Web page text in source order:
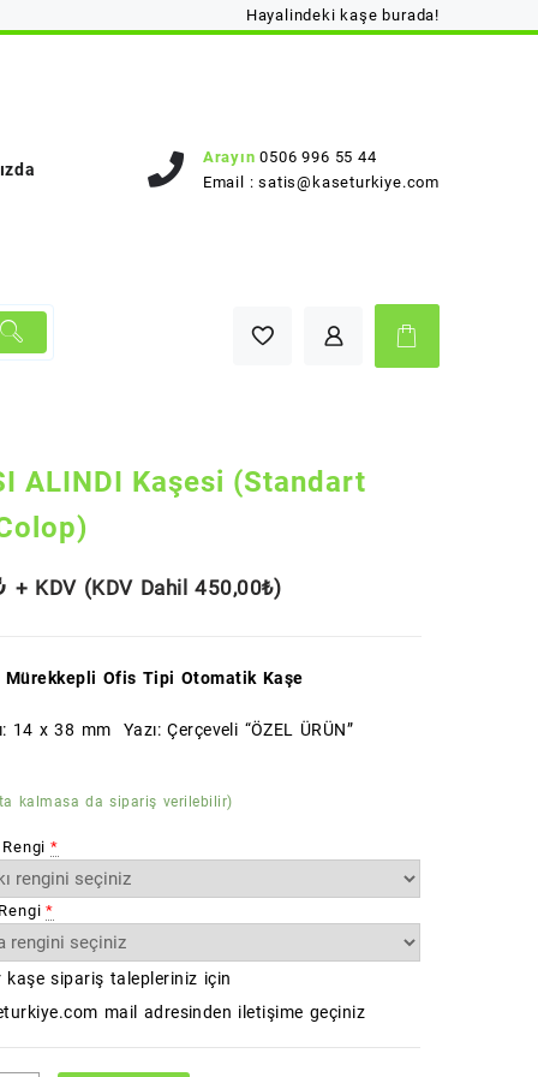
Hayalindeki kaşe burada!
Arayın 0506 996 55 44
Email :satis@kaseturkiye.com
ALINDI Kaşesi (Standart
+ KDV (KDV Dahil450,00₺)
Mürekkepli Ofis Tipi Otomatik Kaşe
14 x 38 mm Yazı: Çerçeveli “ÖZEL ÜRÜN”
kalmasa da sipariş verilebilir)
*
*
kaşe sipariş talepleriniz için
mail adresinden iletişime geçiniz